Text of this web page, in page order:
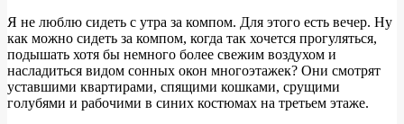
Я не люблю сидеть с утра за компом. Для этого есть вечер. Ну
как можно сидеть за компом, когда так хочется прогуляться,
подышать хотя бы немного более свежим воздухом и
насладиться видом сонных окон многоэтажек? Они смотрят
уставшими квартирами, спящими кошками, срущими
голубями и рабочими в синих костюмах на третьем этаже.